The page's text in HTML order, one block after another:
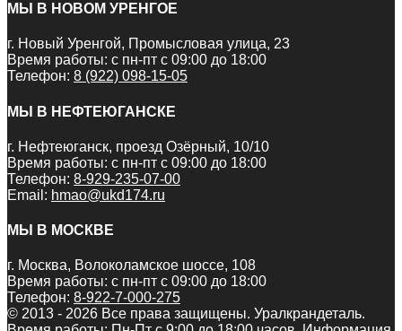
МЫ В НОВОМ УРЕНГОЕ
г. Новый Уренгой, Промысловая улица, 23
Время работы: с пн-пт с 09:00 до 18:00
Телефон: 8 (922) 098-15-05
МЫ В НЕФТЕЮГАНСКЕ
г. Нефтеюганск, проезд Озёрный, 10/10
Время работы: с пн-пт с 09:00 до 18:00
Телефон: 8-929-235-07-00
Email: hmao@ukd174.ru
МЫ В МОСКВЕ
г. Москва, Волоколамское шоссе, 108
Время работы: с пн-пт с 09:00 до 18:00
Телефон: 8-922-7-000-275
© 2013 - 2026 Все права защищены. Уралкрандеталь.